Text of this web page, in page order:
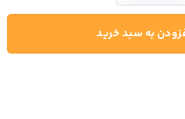
به سبد خرید